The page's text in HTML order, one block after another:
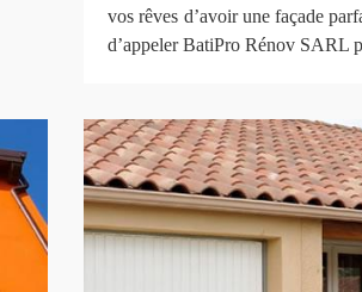
vos rêves d’avoir une façade
d’appeler BatiPro Rénov SARL